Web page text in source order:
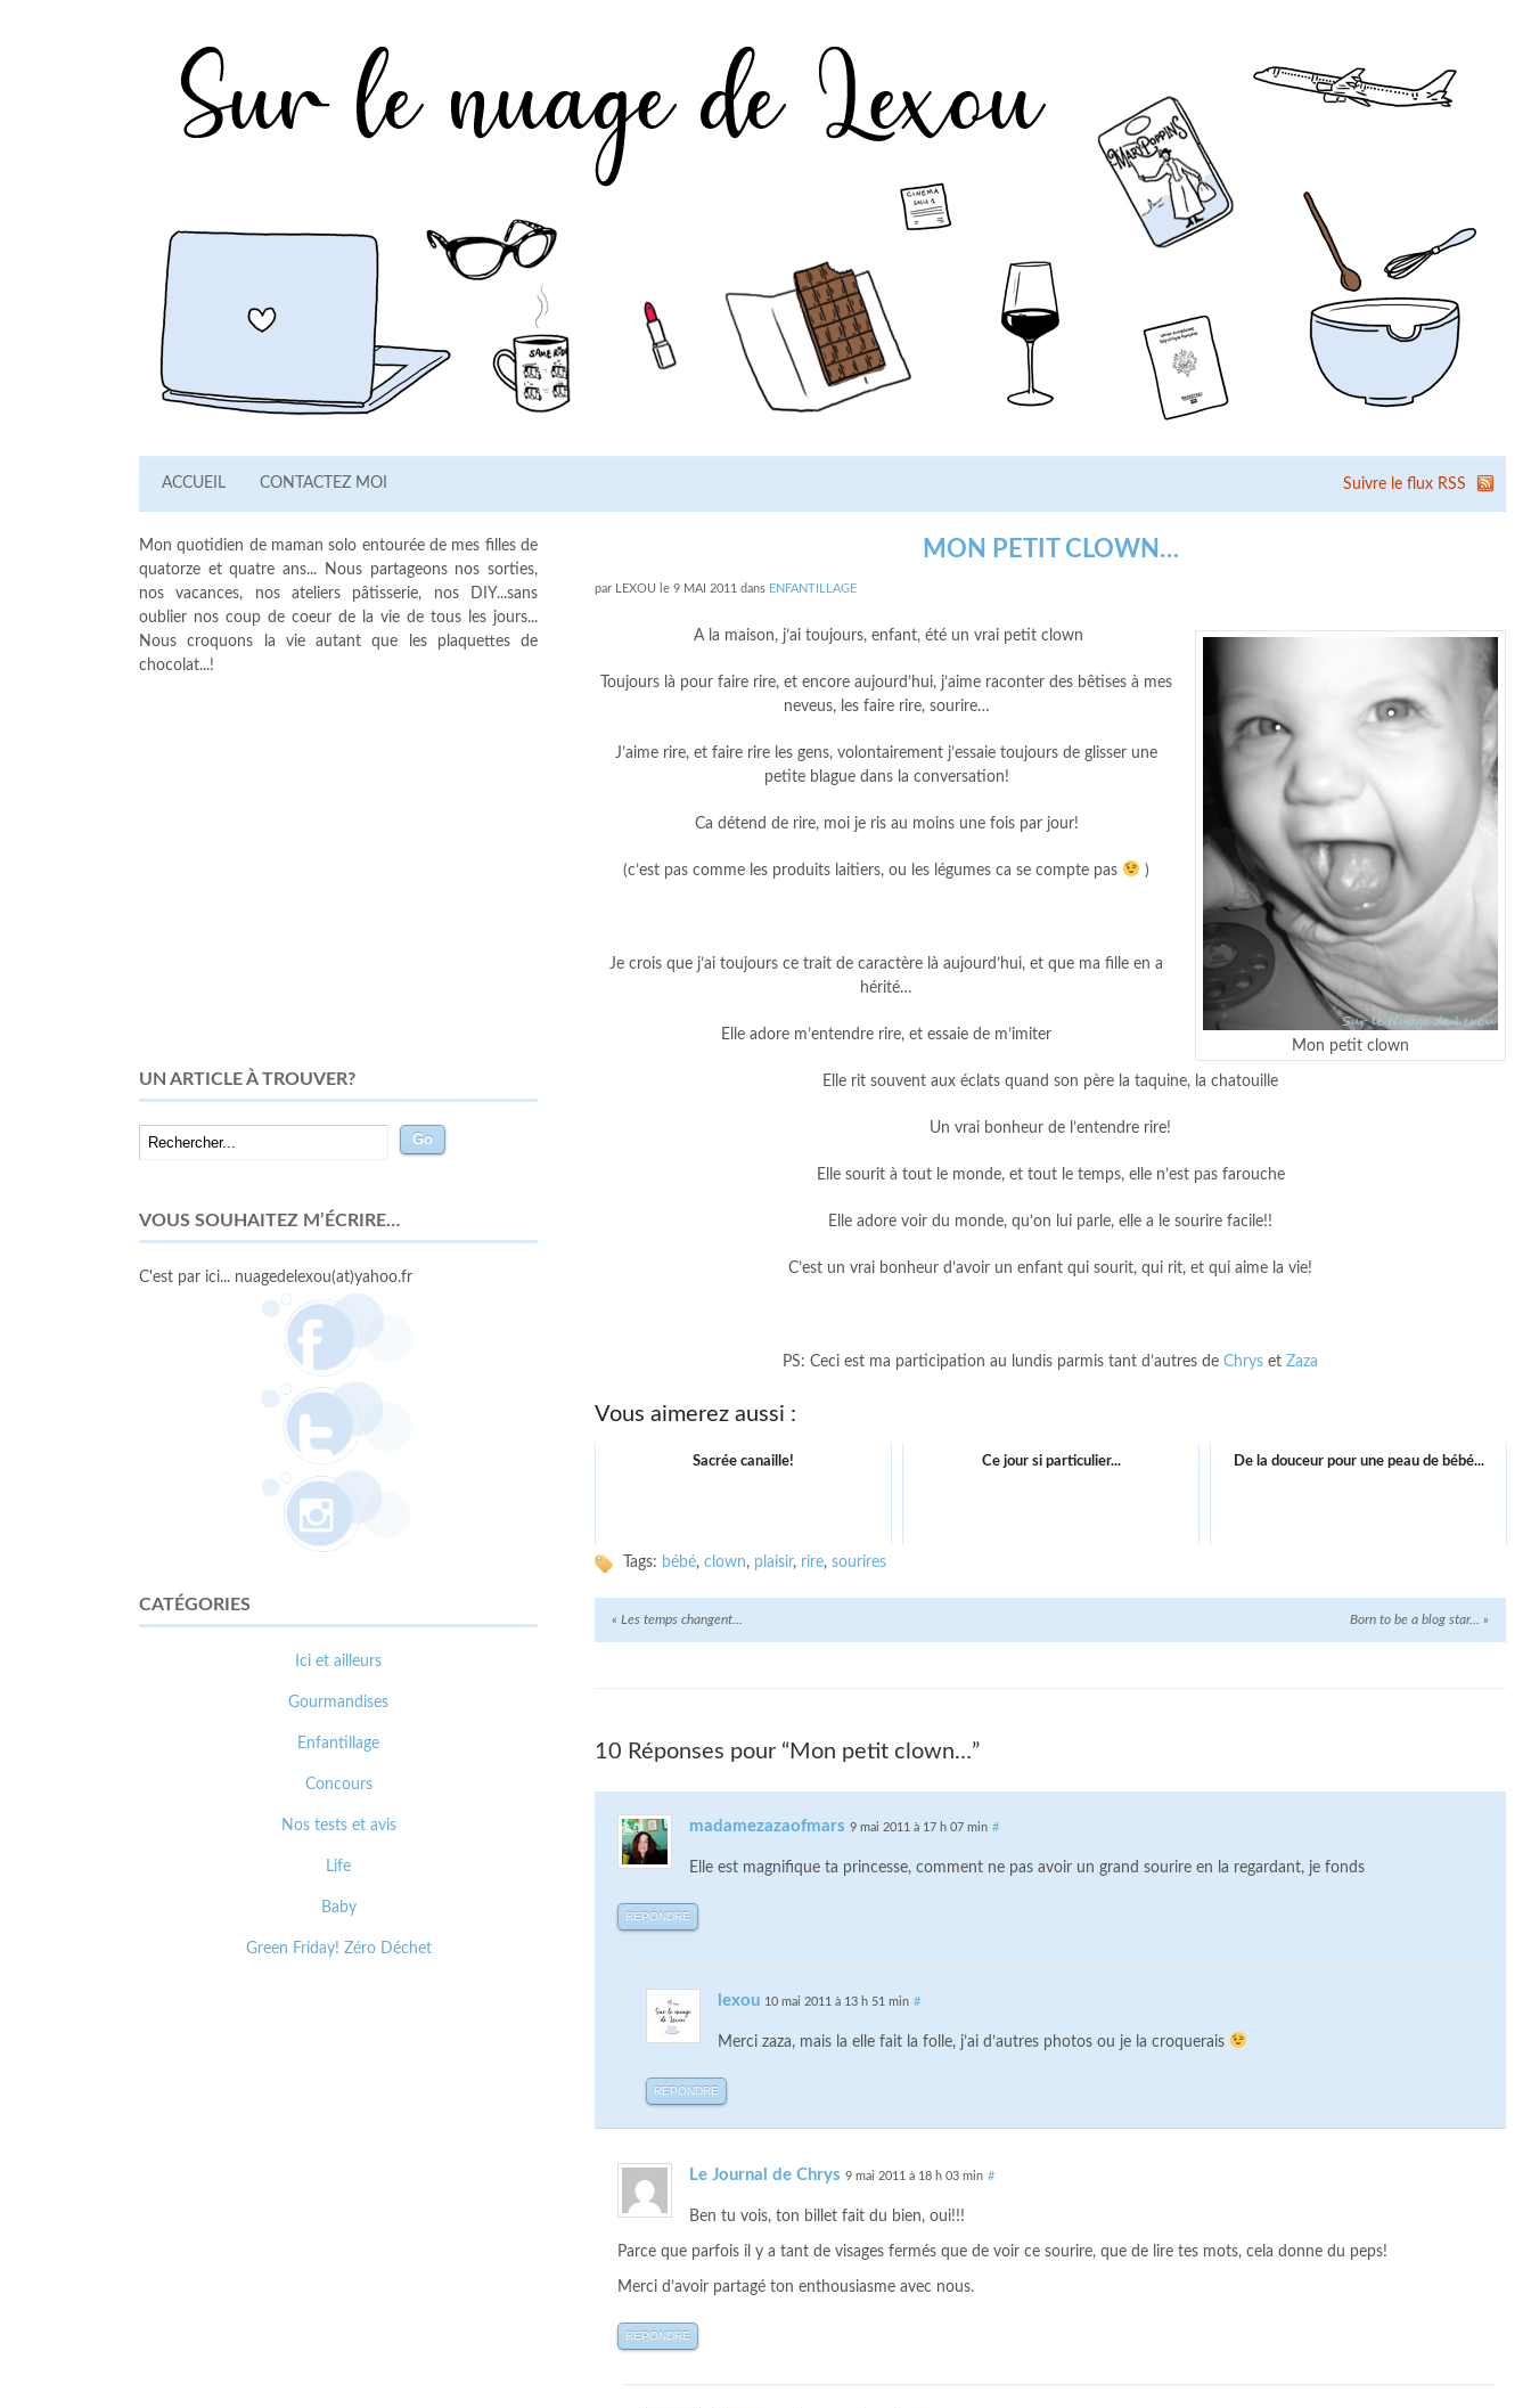
ACCUEIL CONTACTEZ MOI Suivre le flux RSS
MON PETIT CLOWN…
par LEXOU le 9 MAI 2011 dans ENFANTILLAGE
Mon petit clown
A la maison, j’ai toujours, enfant, été un vrai petit clown
Toujours là pour faire rire, et encore aujourd’hui, j’aime raconter des bêtises à mes
neveus, les faire rire, sourire…
J’aime rire, et faire rire les gens, volontairement j’essaie toujours de glisser une
petite blague dans la conversation!
Ca détend de rire, moi je ris au moins une fois par jour!
(c’est pas comme les produits laitiers, ou les légumes ca se compte pas )
Je crois que j’ai toujours ce trait de caractère là aujourd’hui, et que ma fille en a
hérité…
Elle adore m’entendre rire, et essaie de m’imiter
Elle rit souvent aux éclats quand son père la taquine, la chatouille
Un vrai bonheur de l’entendre rire!
Elle sourit à tout le monde, et tout le temps, elle n’est pas farouche
Elle adore voir du monde, qu’on lui parle, elle a le sourire facile!!
C’est un vrai bonheur d’avoir un enfant qui sourit, qui rit, et qui aime la vie!
PS: Ceci est ma participation au lundis parmis tant d’autres de Chrys et Zaza
Vous aimerez aussi :
Sacrée canaille! Ce jour si particulier... De la douceur pour une peau de bébé...
Tags: bébé, clown, plaisir, rire, sourires
« Les temps changent… Born to be a blog star… »
10 Réponses pour “Mon petit clown…”
madamezazaofmars 9 mai 2011 à 17 h 07 min #
Elle est magnifique ta princesse, comment ne pas avoir un grand sourire en la regardant, je fonds
RÉPONDRE
lexou 10 mai 2011 à 13 h 51 min #
Merci zaza, mais la elle fait la folle, j’ai d’autres photos ou je la croquerais
RÉPONDRE
Le Journal de Chrys 9 mai 2011 à 18 h 03 min #
Ben tu vois, ton billet fait du bien, oui!!!
Parce que parfois il y a tant de visages fermés que de voir ce sourire, que de lire tes mots, cela donne du peps!
Merci d’avoir partagé ton enthousiasme avec nous.
RÉPONDRE
Mon quotidien de maman solo entourée de mes filles de
quatorze et quatre ans... Nous partageons nos sorties,
nos vacances, nos ateliers pâtisserie, nos DIY...sans
oublier nos coup de coeur de la vie de tous les jours...
Nous croquons la vie autant que les plaquettes de
chocolat...!
UN ARTICLE À TROUVER?
VOUS SOUHAITEZ M’ÉCRIRE…
C'est par ici... nuagedelexou(at)yahoo.fr
CATÉGORIES
Ici et ailleurs
Gourmandises
Enfantillage
Concours
Nos tests et avis
Life
Baby
Green Friday! Zéro Déchet